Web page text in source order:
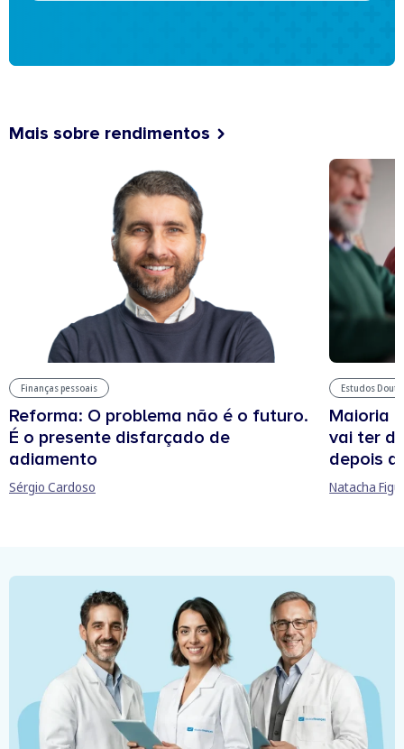
Mais sobre rendimentos
Finanças pessoais
Reforma: O problema não é o futuro.
É o presente disfarçado de
adiamento
Sérgio Cardoso
Estudos
Maioria
vai ter
depois
Natacha